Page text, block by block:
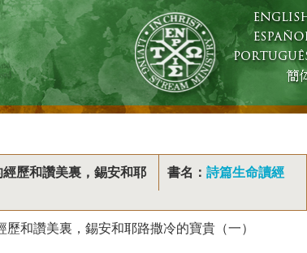
歷和讚美裏，錫安和耶
書名： 詩篇生命讀經
和讚美裏，錫安和耶路撒冷的寶貴（一）